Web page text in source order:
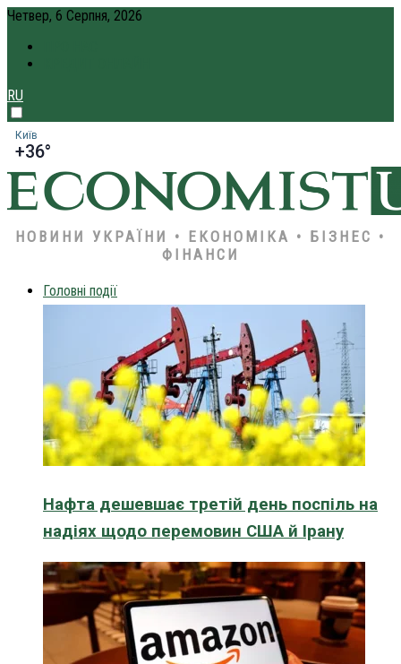
Четвер, 6 Серпня, 2026
RU
Київ
+36°
НОВИНИ УКРАЇНИ • ЕКОНОМІКА • БІЗНЕС •
ФІНАНСИ
Головні події
Нафта дешевшає третій день поспіль на
надіях щодо перемовин США й Ірану